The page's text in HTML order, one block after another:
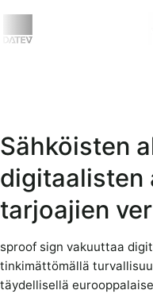
Sähköisten
digitaalisten
tarjoajien
sproof sign vakuuttaa
tinkimättömällä
täydellisellä